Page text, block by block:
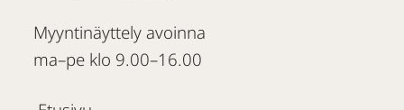
Myyntinäyttely avoinna
ma–pe klo 9.00–16.00